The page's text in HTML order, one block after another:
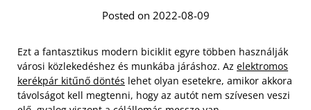
Posted on 2022-08-09
Ezt a fantasztikus modern biciklit egyre többen használják
városi közlekedéshez és munkába járáshoz. Az elektromos
kerékpár kitűnő döntés lehet olyan esetekre, amikor akkora
távolságot kell megtenni, hogy az autót nem szívesen veszi